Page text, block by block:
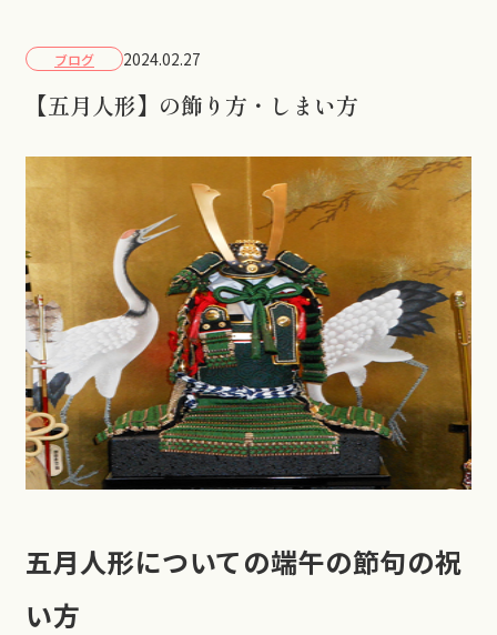
ブログ 2024.02.27
【五月人形】の飾り方・しまい方
五月人形についての端午の節句の祝
い方